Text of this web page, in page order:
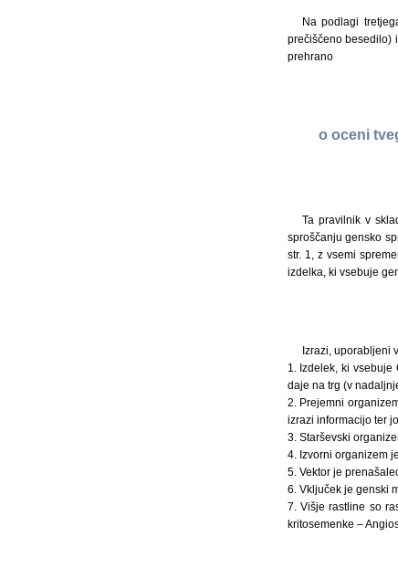
Na podlagi
prečiščeno besedilo)
prehrano
o oceni
Ta pravilnik v
sproščanju gensko
str. 1, z vsemi
izdelka, ki vsebuje
Izrazi, uporabljeni
1. Izdelek, ki
daje na trg (v
2. Prejemni
izrazi informacijo ter
3. Starševski
4. Izvorni organizem
5. Vektor je
6. Vključek je genski
7. Višje rastline so
kritosemenke –